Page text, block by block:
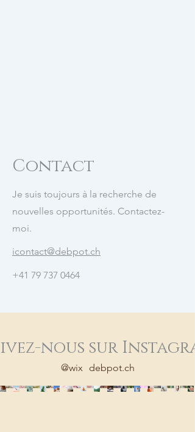
Contact
Je suis toujours à la recherche de
nouvelles opportunités. Contactez-
moi.
icontact@debpot.ch
+41 79 737 0464
nous sur
debpot.ch
@wix